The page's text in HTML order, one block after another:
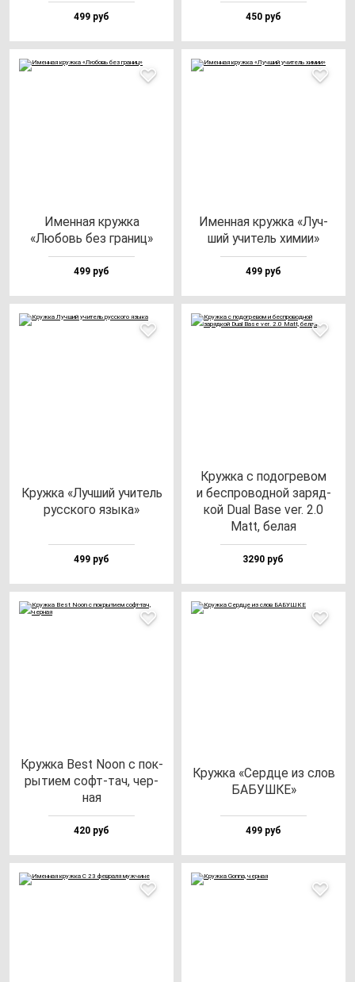
499 руб 450 руб
Имен­ная круж­ка
«Любовь без гра­ниц»
499 руб
Имен­ная круж­ка «Луч­
ший учи­тель хи­мии»
499 руб
Круж­ка «Луч­ший учи­тель
рус­ско­го язы­ка»
499 руб
Круж­ка с по­дог­ре­вом
и бес­про­вод­ной за­ряд­
кой Dual Base ver. 2.0
Matt, бе­лая
3290 руб
Круж­ка Best Noon с пок­
ры­ти­ем софт-тач, чер­
ная
420 руб
Круж­ка «Сер­дце из слов
БАБУШКЕ»
499 руб